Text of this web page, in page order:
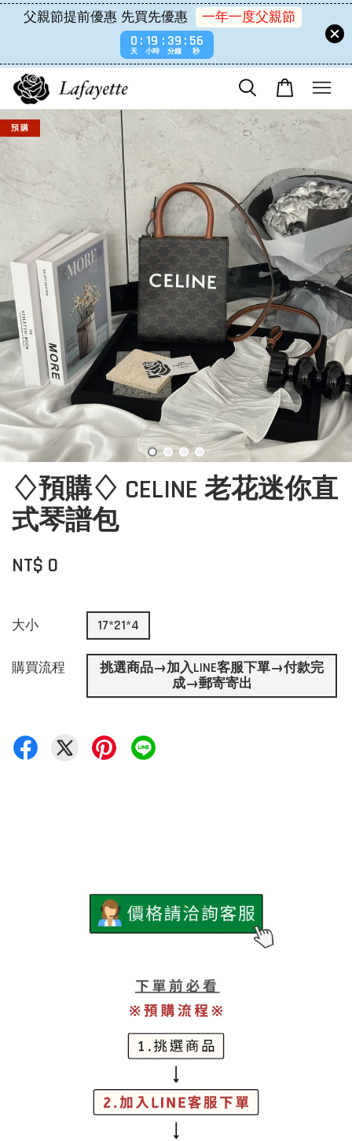
父親節提前優惠 先買先優惠
一年一度父親節
0
天
19
小時
39
分鐘
56
秒
預 購
♢預購♢ CELINE 老花迷你直
式琴譜包
NT$ 0
大小 17*21*4
購買流程
挑選商品→加入LINE客服下單→付款完
成→郵寄寄出